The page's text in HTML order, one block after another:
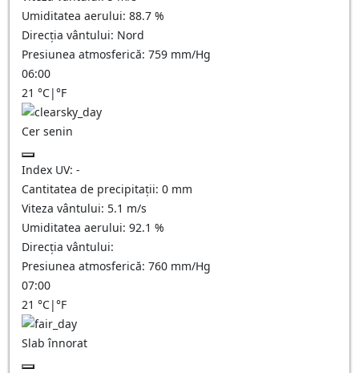
Umiditatea aerului: 88.7 %
Direcția vântului: Nord
Presiunea atmosferică: 759 mm/Hg
06:00
21 °C|°F
Cer senin
Index UV: -
Cantitatea de precipitații: 0 mm
Viteza vântului: 5.1 m/s
Umiditatea aerului: 92.1 %
Direcția vântului:
Presiunea atmosferică: 760 mm/Hg
07:00
21 °C|°F
Slab înnorat